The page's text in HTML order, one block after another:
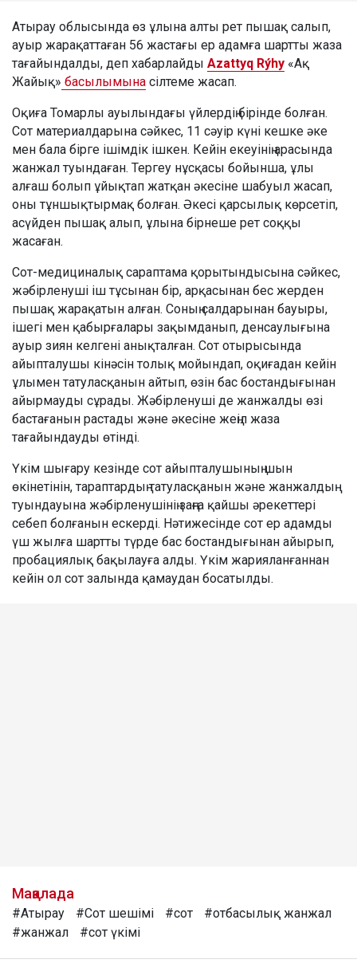
Атырау облысында өз ұлына алты рет пышақ салып,
ауыр жарақаттаған 56 жастағы ер адамға шартты жаза
тағайындалды, деп хабарлайды Azattyq Rýhy «Ақ
Жайық» басылымына сілтеме жасап.
Оқиға Томарлы ауылындағы үйлердің бірінде болған.
Сот материалдарына сәйкес, 11 сәуір күні кешке әке
мен бала бірге ішімдік ішкен. Кейін екеуінің арасында
жанжал туындаған. Тергеу нұсқасы бойынша, ұлы
алғаш болып ұйықтап жатқан әкесіне шабуыл жасап,
оны тұншықтырмақ болған. Әкесі қарсылық көрсетіп,
асүйден пышақ алып, ұлына бірнеше рет соққы
жасаған.
Сот-медициналық сараптама қорытындысына сәйкес,
жәбірленуші іш тұсынан бір, арқасынан бес жерден
пышақ жарақатын алған. Соның салдарынан бауыры,
ішегі мен қабырғалары зақымданып, денсаулығына
ауыр зиян келгені анықталған. Сот отырысында
айыпталушы кінәсін толық мойындап, оқиғадан кейін
ұлымен татуласқанын айтып, өзін бас бостандығынан
айырмауды сұрады. Жәбірленуші де жанжалды өзі
бастағанын растады және әкесіне жеңіл жаза
тағайындауды өтінді.
Үкім шығару кезінде сот айыпталушының шын
өкінетінін, тараптардың татуласқанын және жанжалдың
туындауына жәбірленушінің заңға қайшы әрекеттері
себеп болғанын ескерді. Нәтижесінде сот ер адамды
үш жылға шартты түрде бас бостандығынан айырып,
пробациялық бақылауға алды. Үкім жарияланғаннан
кейін ол сот залында қамаудан босатылды.
Мақалада
#Атырау #Сот шешімі #сот
#отбасылық жанжал
#жанжал
#сот үкімі